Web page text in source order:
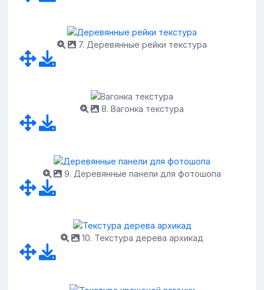
7. Деревянные рейки текстура
8. Вагонка текстура
9. Деревянные панели для фотошопа
10. Текстура дерева архикад